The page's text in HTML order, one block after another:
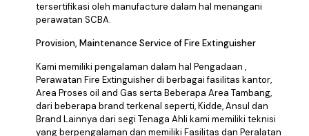
tersertifikasi oleh manufacture dalam hal menangani
perawatan SCBA.
Provision, Maintenance Service of Fire Extinguisher
Kami memiliki pengalaman dalam hal Pengadaan ,
Perawatan Fire Extinguisher di berbagai fasilitas kantor,
Area Proses oil and Gas serta Beberapa Area Tambang,
dari beberapa brand terkenal seperti, Kidde, Ansul dan
Brand Lainnya dari segi Tenaga Ahli kami memiliki teknisi
yang berpengalaman dan memiliki Fasilitas dan Peralatan